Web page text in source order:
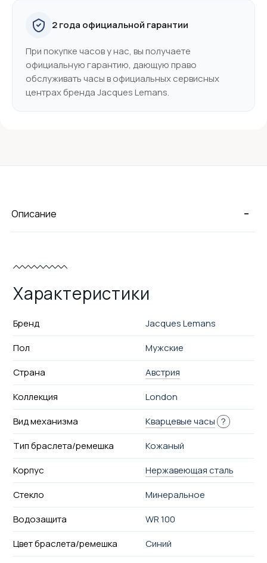
2 года официальной гарантии
При покупке часов у нас, вы получаете
официальную гарантию, дающую право
обслуживать часы в официальных сервисных
центрах бренда Jacques Lemans.
-
Описание
Характеристики
Бренд
Jacques Lemans
Пол
Мужские
Страна
Австрия
Коллекция
London
Вид механизма
Кварцевые часы ?
Тип браслета/ремешка
Кожаный
Корпус
Нержавеющая сталь
Стекло
Минеральное
Водозащита
WR 100
Цвет браслета/ремешка
Синий